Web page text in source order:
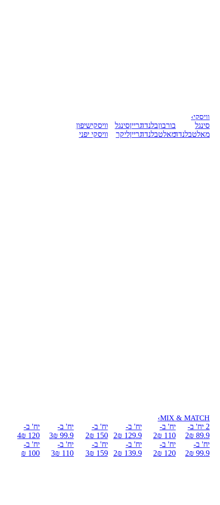
וויסקי›
סינגל
מאלטבלנדד
בורבוןבלנדד
מאלטבלנדד
גרייןסינגל
גרייןליקר
וויסקישיפון
וויסקי יפני
MIX & MATCH
›
2 יח' ב-
89.9 ₪
2
יח' ב-
99.9 ₪
2
יח' ב-
110 ₪
2
יח' ב-
120 ₪
2
יח' ב-
129.9 ₪
2
יח' ב-
139.9 ₪
2
יח' ב-
150 ₪
2
יח' ב-
159 ₪
3
יח' ב-
99.9 ₪
3
יח' ב-
110 ₪
3
יח' ב-
120 ₪
4
יח' ב-
100 ₪